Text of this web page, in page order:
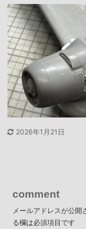
2026年1月21日
comment
メールアドレスが公開
る欄は必須項目です